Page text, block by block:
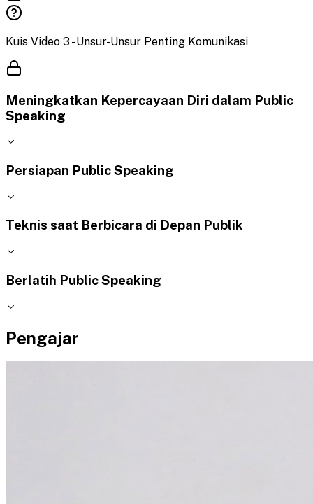
Kuis Video 3 - Unsur-Unsur Penting Komunikasi
Meningkatkan Kepercayaan Diri dalam Public
Speaking
Persiapan Public Speaking
Teknis saat Berbicara di Depan Publik
Berlatih Public Speaking
Pengajar